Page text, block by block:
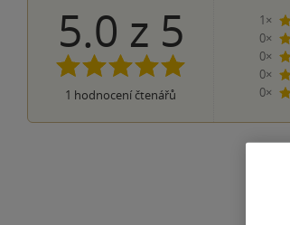
5.0 z 5
1 hodnocení čtenářů
1×
0×
0×
0×
0×